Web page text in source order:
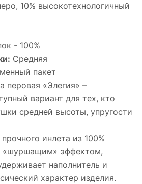
10% высокотехнологичный
- 100%
Средняя
пакет
перовая «Элегия» –
вариант для тех, кто
средней высоты, упругости
инлета из 100%
«шуршащим» эффектом,
наполнитель и
характер изделия.